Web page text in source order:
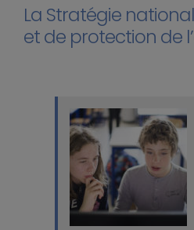
La Stratégie
et de protection de